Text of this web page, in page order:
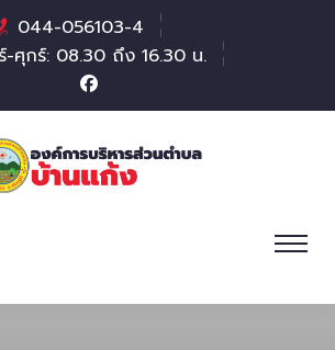
044-056103-4
-ศุกร์: 08.30 ถึง 16.30 น.